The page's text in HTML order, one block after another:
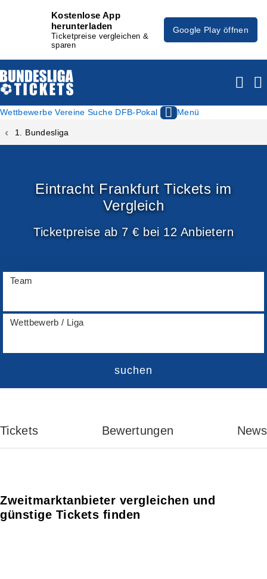
Kostenlose App
herunterladen
Ticketpreise vergleichen &
sparen
Google Play öffnen
Wettbewerbe Vereine Suche DFB-Pokal Menü
1. Bundesliga
Eintracht Frankfurt Tickets im
Vergleich
Ticketpreise ab 7 € bei 12 Anbietern
Team
Wettbewerb / Liga
suchen
Tickets Bewertungen News
Zweitmarktanbieter vergleichen und
günstige Tickets finden